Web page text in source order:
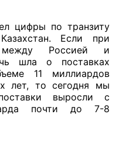
цифры по транзиту
Если при
между Россией и
шла о поставках
11 миллиардов
лет, то сегодня мы
выросли с
почти до 7-8